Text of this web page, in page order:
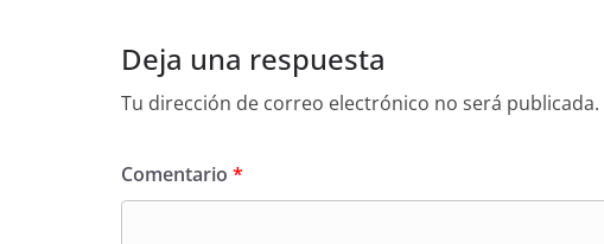
Deja una respuesta
Tu dirección de correo electrónico no será publicada.
Comentario *